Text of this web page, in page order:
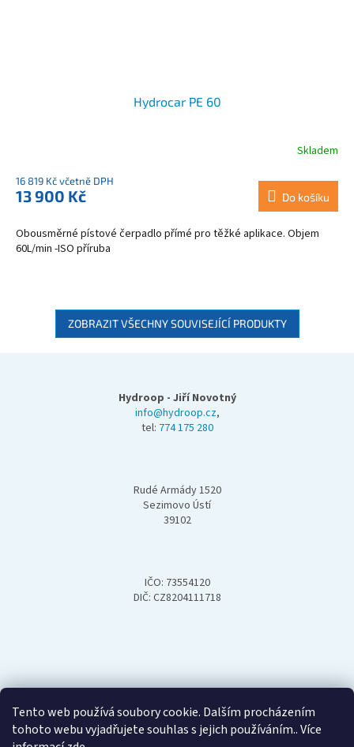
Tento web používá soubory cookie. Dalším procházením
tohoto webu vyjadřujete souhlas s jejich používáním.. Více
Hydrocar PE 60
Skladem
16 819 Kč včetně DPH
13 900 Kč Do košíku
Obousměrné pístové čerpadlo přímé pro těžké aplikace. Objem
60L/min -ISO příruba
ZOBRAZIT VŠECHNY SOUVISEJÍCÍ PRODUKTY
Hydroop - Jiří Novotný
info@hydroop.cz,
tel: 774 175 280
Rudé Armády 1520
Sezimovo Ústí
39102
IČO: 73554120
DIČ: CZ8204111718